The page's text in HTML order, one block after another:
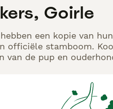
Goirle
een kopie van
officiële stamboom.
van de pup en